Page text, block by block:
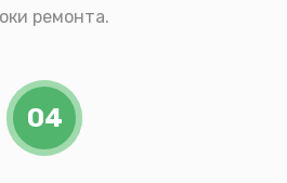
ремонта.
04